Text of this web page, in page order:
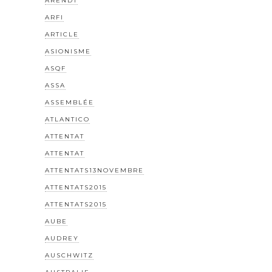
ARFI
ARTICLE
ASIONISME
ASQF
ASSA
ASSEMBLÉE
ATLANTICO
ATTENTAT
ATTENTAT
ATTENTATS13NOVEMBRE
ATTENTATS2015
ATTENTATS2015
AUBE
AUDREY
AUSCHWITZ